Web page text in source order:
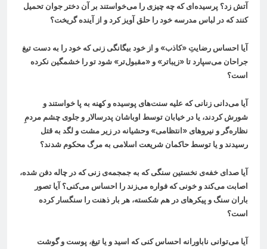
آتش زد؟ پرسيده‌ای كه چه چيزی را می‌خواستند بر آن دختر جوان تحميل
كنند كه در لباس مدرسه خود را حلق آويز كرد و از آينده گريخت؟
آیا احساس رضایتِ «کاذب» و از خود بیگانگی زنی که خود را به دست تیغ
جراحان می‌سپارد تا «زیباتر» و «مقبول‌تر» شود تو را خشمگین نکرده
است؟
آیا می‌دانی زنانی که علیه سنت‌های پوسیده و کهنه به پا خواستند و
شورش کردند، یا در خیابان توسط اوباشان پدرسالار و جلوی چشم مردمِ
نظاره‌گر و نیروهای «انتظامی» وحشیانه در زیر مشت و لگد به قتل
رسیدند و یا توسط حاکمان شریعت اسلامی به مرگ محکوم شدند؟
آيا صدای خفه‌ی نخستين سنگی كه به جمجمه‌ی زنی که در چاله دفن شده،
اصابت می‌كند و خونی كه فواره می‌زند را احساس می‌كنی؟ آيا تصور
باران سنگ و پيكرهای در هم شكسته، هر بار ذهنت را سنگسار كرده
است؟
آيا می‌توانی ناباورانه‌ احساس كنی كه اسید و یا تیغ، پوست و گوشت